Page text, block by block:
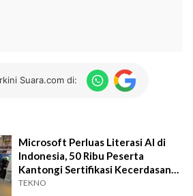
Suara.com di:
Microsoft Perluas Literasi AI di
Indonesia, 50 Ribu Peserta
Kantongi Sertifikasi Kecerdasan
Buatan
TEKNO